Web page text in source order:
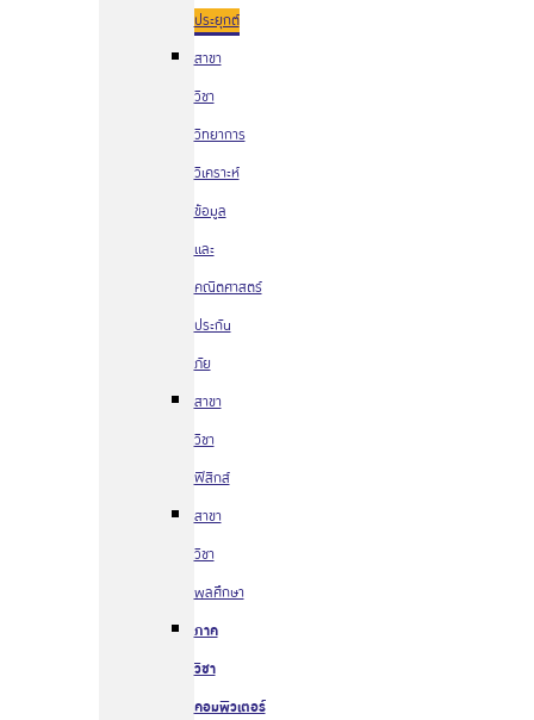
ประยุกต์
สาขา
วิชา
วิทยาการ
วิเคราะห์
ข้อมูล
และ
คณิตศาสตร์
ประกัน
ภัย
สาขา
วิชา
ฟิสิกส์
สาขา
วิชา
พลศึกษา
ภาค
วิชา
คอมพิวเตอร์